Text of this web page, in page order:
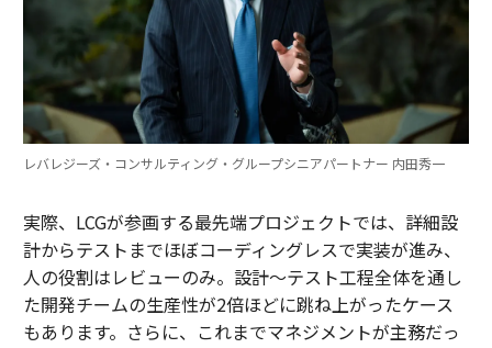
レバレジーズ・コンサルティング・グループシニアパートナー 内田秀一
実際、LCGが参画する最先端プロジェクトでは、詳細設
計からテストまでほぼコーディングレスで実装が進み、
人の役割はレビューのみ。設計～テスト工程全体を通し
た開発チームの生産性が2倍ほどに跳ね上がったケース
もあります。さらに、これまでマネジメントが主務だっ